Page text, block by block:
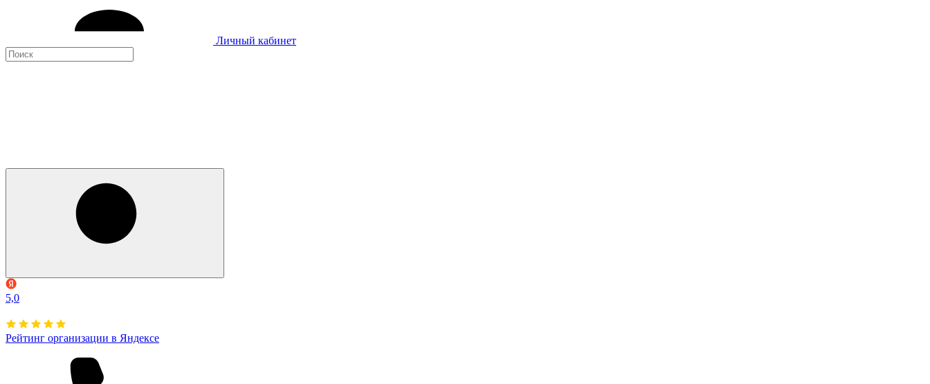
Личный кабинет
5,0
Рейтинг организации в Яндексе